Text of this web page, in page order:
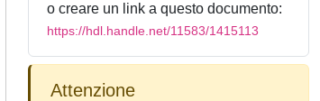
o creare un link a questo documento:
https://hdl.handle.net/11583/1415113
Attenzione